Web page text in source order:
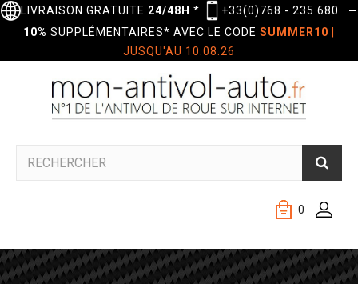
LIVRAISON GRATUITE 24/48H * +33(0)768 - 235 680
—
10% SUPPLÉMENTAIRES* AVEC LE CODE SUMMER10
JUSQU'AU 10.08.26
0